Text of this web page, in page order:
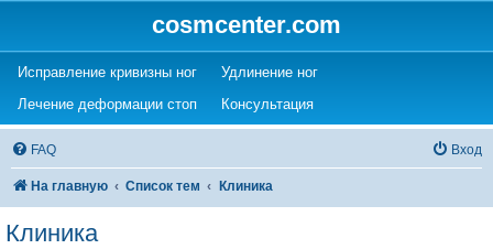
cosmcenter.com
Исправление кривизны ног(Opens a new tab)
Удлинение ног(Opens a new tab)
Лечение деформации стоп(Opens a new tab)
Консультация(Opens a new tab)
FAQ Вход
На главную Список тем Клиника
Клиника